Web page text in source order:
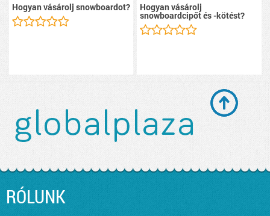
Hogyan vásárolj snowboardot? Hogyan vásárolj
snowboardcipőt és -kötést?
RÓLUNK